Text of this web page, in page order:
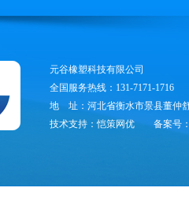
元谷橡塑科技有限公司
全国服务热线：131-7171-1716
地 址：河北省衡水市景县董仲
技术支持：恺策网优
备案号